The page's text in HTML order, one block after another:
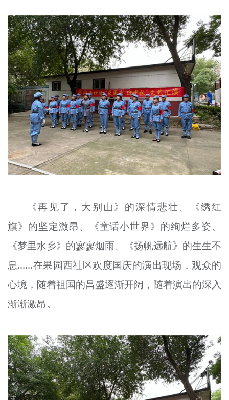
《再见了，大别山》的深情悲壮、《绣红
旗》的坚定激昂、《童话小世界》的绚烂多姿、
《梦里水乡》的寥寥烟雨、《扬帆远航》的生生不
息......在果园西社区欢度国庆的演出现场，观众的
心境，随着祖国的昌盛逐渐开阔，随着演出的深入
渐渐激昂。